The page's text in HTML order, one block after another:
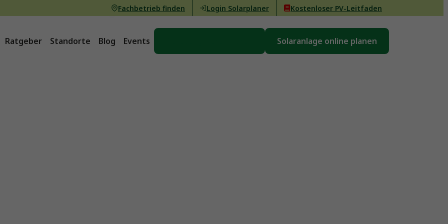
Fachbetrieb finden Login Solarplaner Kostenloser PV-Leitfaden
Ratgeber Standorte Blog Events Solaranlage online planen